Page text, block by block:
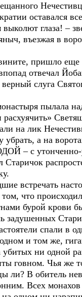
оставался
глаза! –
въезжая в
пришло еще
отвечал
слуга
пылала
на лик
а на
– с
Старичок
встречать
что
бурой крови
задушенных
спали в
и том же,
ни одной
говном. Чья же
ли? В обитель
Всех монахов